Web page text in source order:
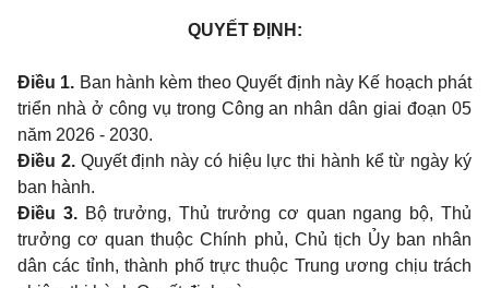
QUYẾT ĐỊNH:
Điều 1. Ban hành kèm theo Quyết định này Kế hoạch phát
triển nhà ở công vụ trong Công an nhân dân giai đoạn 05
năm 2026 - 2030.
Điều 2. Quyết định này có hiệu lực thi hành kể từ ngày ký
ban hành.
Điều 3. Bộ trưởng, Thủ trưởng cơ quan ngang bộ, Thủ
trưởng cơ quan thuộc Chính phủ, Chủ tịch Ủy ban nhân
dân các tỉnh, thành phố trực thuộc Trung ương chịu trách